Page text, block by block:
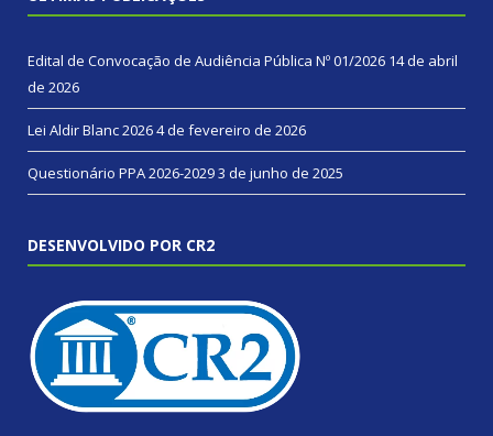
Edital de Convocação de Audiência Pública Nº 01/2026 14 de abril
de 2026
Lei Aldir Blanc 20264 de fevereiro de 2026
Questionário PPA 2026-20293 de junho de 2025
DESENVOLVIDO POR CR2